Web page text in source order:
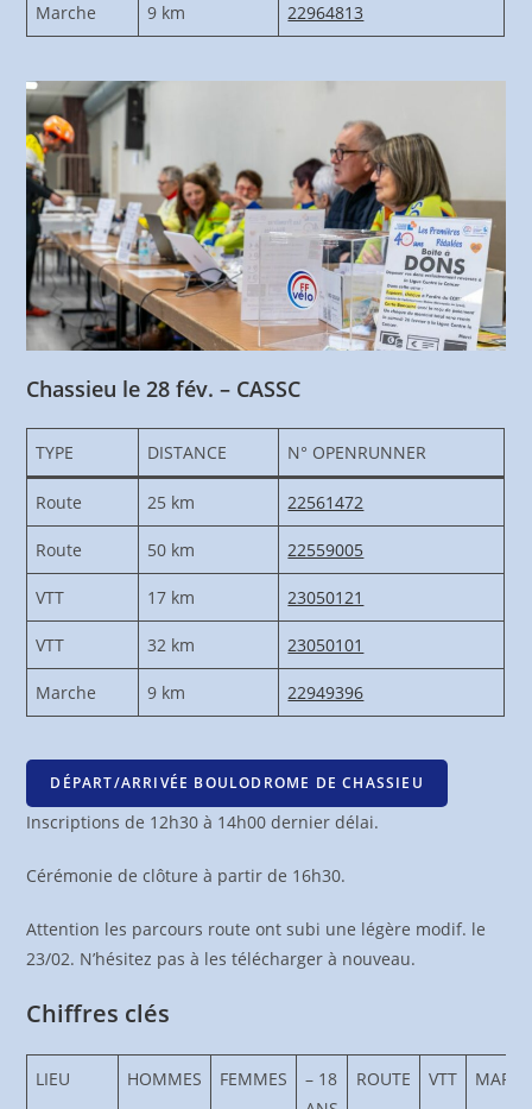
Marche 9 km 22964813
Chassieu le 28 fév. – CASSC
TYPE DISTANCE N° OPENRUNNER
Route 25 km 22561472
Route 50 km 22559005
VTT 17 km 23050121
VTT 32 km 23050101
Marche 9 km 22949396
DÉPART/ARRIVÉE BOULODROME DE CHASSIEU
Inscriptions de 12h30 à 14h00 dernier délai.
Cérémonie de clôture à partir de 16h30.
Attention les parcours route ont subi une légère modif. le
23/02. N’hésitez pas à les télécharger à nouveau.
Chiffres clés
LIEU HOMMES FEMMES
– 18
ROUTE VTT